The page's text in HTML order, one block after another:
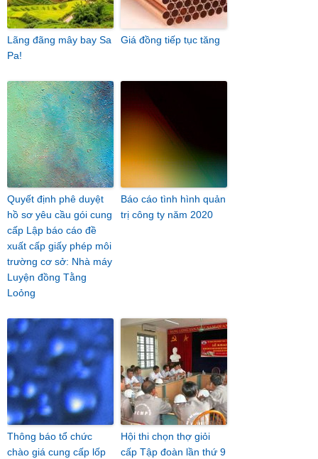
Lãng đãng mây bay Sa
Pa!
Giá đồng tiếp tục tăng
Quyết định phê duyệt
hồ sơ yêu cầu gói cung
cấp Lập báo cáo đề
xuất cấp giấy phép môi
trường cơ sở: Nhà máy
Luyện đồng Tằng
Loỏng
Báo cáo tình hình quản
trị công ty năm 2020
Thông báo tổ chức
chào giá cung cấp lốp
Hội thi chọn thợ giỏi
cấp Tập đoàn lần thứ 9